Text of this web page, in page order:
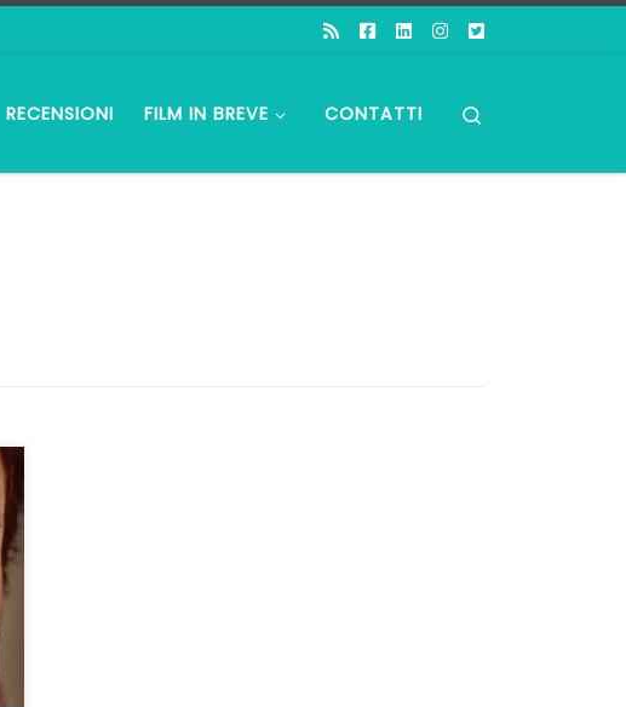
RECENSIONI FILM IN BREVE CONTATTI